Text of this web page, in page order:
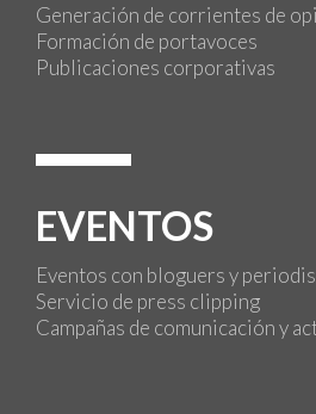
Generación de corrientes de
Formación de portavoces
Publicaciones corporativas
EVENTOS
Eventos con bloguers y
Servicio de press clipping
Campañas de comunicación y